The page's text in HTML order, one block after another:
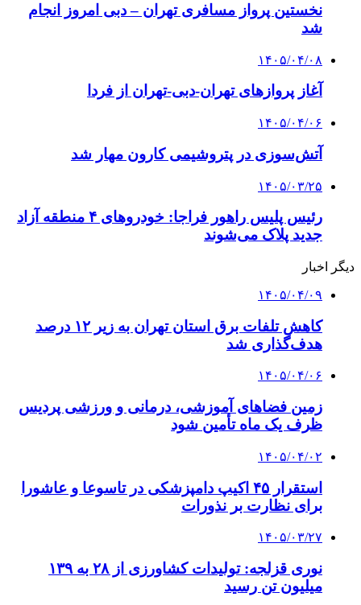
نخستین پرواز مسافری تهران – دبی امروز انجام
شد
۱۴۰۵/۰۴/۰۸
آغاز پروازهای تهران-دبی-تهران از فردا
۱۴۰۵/۰۴/۰۶
آتش‌سوزی در پتروشیمی کارون مهار شد
۱۴۰۵/۰۳/۲۵
رئیس پلیس راهور فراجا: خودروهای ۴ منطقه آزاد
جدید پلاک می‌شوند
دیگر اخبار
۱۴۰۵/۰۴/۰۹
کاهش تلفات برق استان تهران به زیر ۱۲ درصد
هدف‌گذاری شد
۱۴۰۵/۰۴/۰۶
زمین فضاهای آموزشی، درمانی و ورزشی پردیس
ظرف یک ماه تأمین شود
۱۴۰۵/۰۴/۰۲
استقرار ۴۵ اکیپ دامپزشکی در تاسوعا و عاشورا
برای نظارت بر نذورات
۱۴۰۵/۰۳/۲۷
نوری قزلجه: تولیدات کشاورزی از ۲۸ به ۱۳۹
میلیون تن رسید